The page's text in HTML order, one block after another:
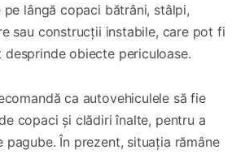
lângă copaci bătrâni, stâlpi,
sau construcții instabile, care pot fi
obiecte periculoase.
ca autovehiculele să fie
copaci și clădiri înalte, pentru a
pagube. În prezent, situația rămâne